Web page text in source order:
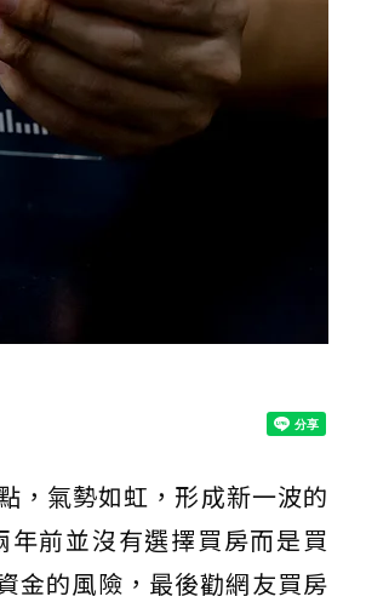
，氣勢如虹，形成新一波的
前並沒有選擇買房而是買
金的風險，最後勸網友買房